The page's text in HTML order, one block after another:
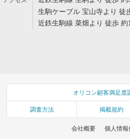
生駒ケーブル 宝山寺より 徒
近鉄生駒線 菜畑より 徒歩 約
オリコン顧客満足度
調査方法 掲載規約
会社概要 個人情報